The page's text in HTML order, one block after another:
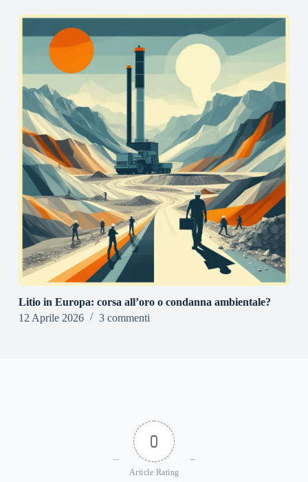
Litio in Europa: corsa all’oro o condanna ambientale?
12 Aprile 2026
3 commenti
0
Article Rating